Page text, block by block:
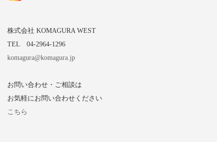
株式会社 KOMAGURA WEST
TEL 04-2964-1296
komagura@komagura.jp
お問い合わせ・ご相談は
お気軽にお問い合わせください
こちら